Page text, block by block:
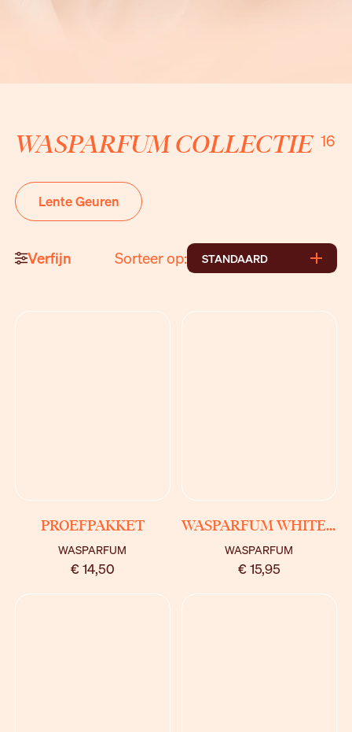
Verfijn
Lente Geuren
Sorteer op: STANDAARD
WASPARFUM COLLECTIE 16
WASPARFUM
€ 14,50
PROEFPAKKET
WASPARFUM
€ 15,95
WASPARFUM WHITE MUSK